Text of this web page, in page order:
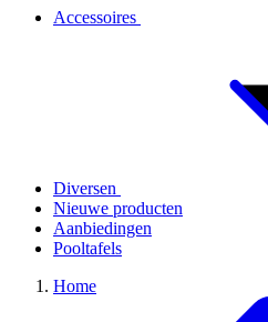
Accessoires
Diversen
Nieuwe producten
Aanbiedingen
Pooltafels
Home